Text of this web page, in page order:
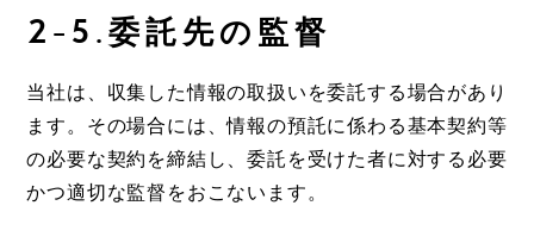
2-5.委託先の監督
当社は、収集した情報の取扱いを委託する場合があり
ます。その場合には、情報の預託に係わる基本契約等
の必要な契約を締結し、委託を受けた者に対する必要
かつ適切な監督をおこないます。